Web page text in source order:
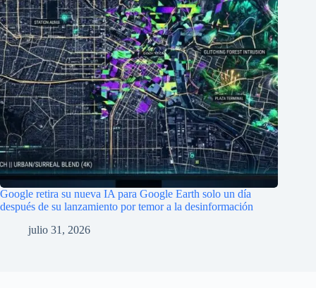
Google retira su nueva IA para Google Earth solo un día
después de su lanzamiento por temor a la desinformación
julio 31, 2026